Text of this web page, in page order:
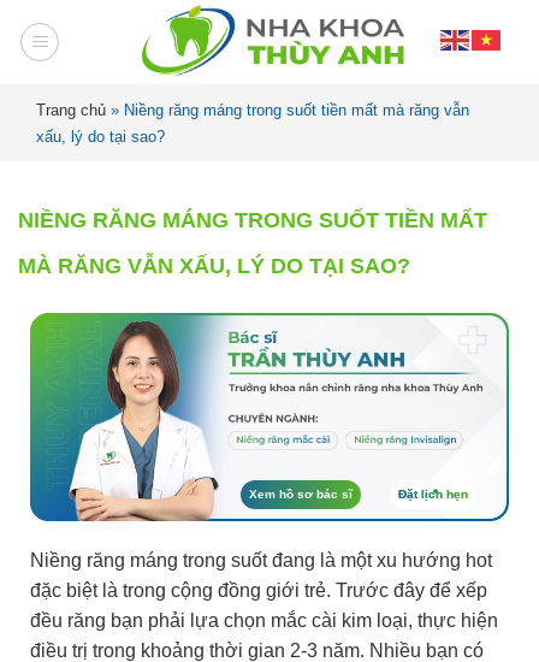
Trang chủ » Niềng răng máng trong suốt tiền mất mà răng vẫn
xấu, lý do tại sao?
NIỀNG RĂNG MÁNG TRONG SUỐT TIỀN MẤT
MÀ RĂNG VẪN XẤU, LÝ DO TẠI SAO?
Xem hồ sơ bác sĩ Đặt lịch hẹn
Niềng răng máng trong suốt đang là một xu hướng hot
đặc biệt là trong cộng đồng giới trẻ. Trước đây để xếp
đều răng bạn phải lựa chọn mắc cài kim loại, thực hiện
điều trị trong khoảng thời gian 2-3 năm. Nhiều bạn có